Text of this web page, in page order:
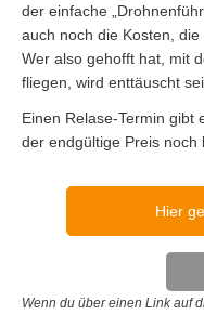
der einfache
auch noch die Kosten,
Wer also gehofft hat, mit
fliegen, wird enttäuscht
Einen Relase-Termin gibt
der endgültige Preis noch
Hier
Wenn du über einen Link auf